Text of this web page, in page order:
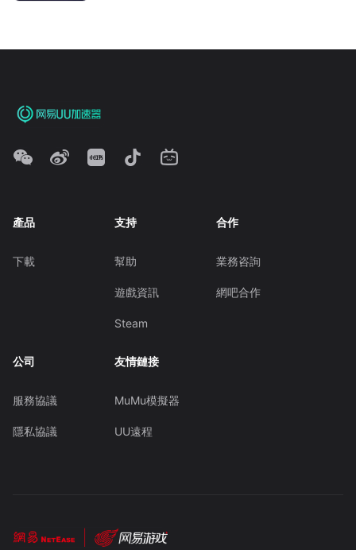
產品
下載
支持
幫助
遊戲資訊
Steam
合作
業務咨詢
網吧合作
公司
服務協議
隱私協議
友情鏈接
MuMu模擬器
UU遠程